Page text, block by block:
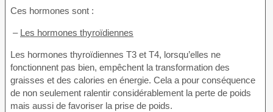
Ces hormones sont :
– Les hormones thyroïdiennes
Les hormones thyroïdiennes T3 et T4, lorsqu’elles ne
fonctionnent pas bien, empêchent la transformation des
graisses et des calories en énergie. Cela a pour conséquence
de non seulement ralentir considérablement la perte de poids
mais aussi de favoriser la prise de poids.